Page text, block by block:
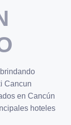
Cancun
en Cancún
hoteles